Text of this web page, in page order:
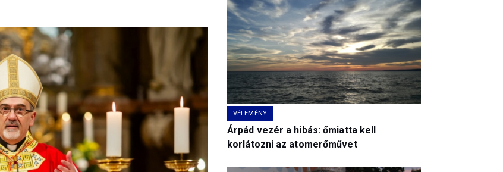
VÉLEMÉNY
Árpád vezér a hibás: őmiatta kell
korlátozni az atomerőművet